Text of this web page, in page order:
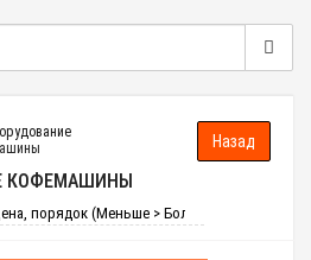
КОФЕМАШИНЫ